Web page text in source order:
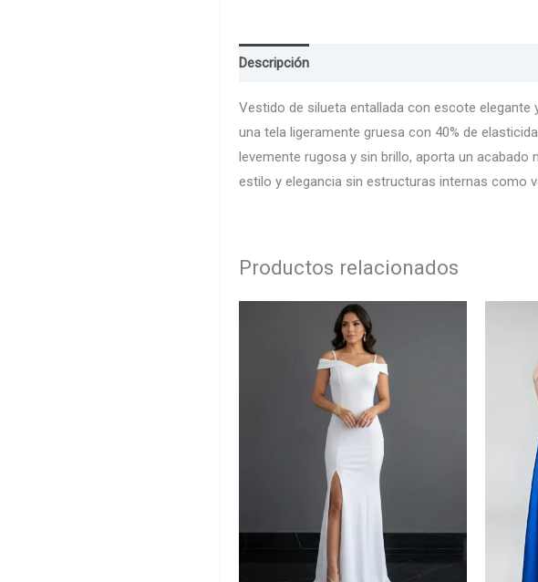
Descripción
Vestido de silueta entallada con escote
una tela ligeramente gruesa con 40% de
levemente rugosa y sin brillo, aporta un acabado
estilo y elegancia sin estructuras internas como
Productos relacionados